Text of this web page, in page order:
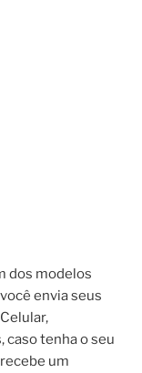
dos modelos
envia seus
caso tenha o seu
um